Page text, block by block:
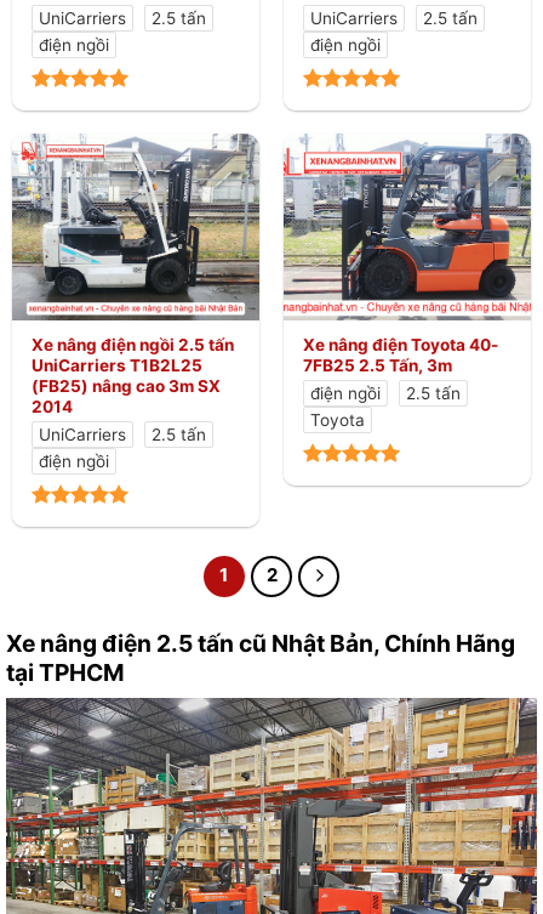
UniCarriers
2.5 tấn
điện ngồi
UniCarriers
2.5 tấn
điện ngồi
Xe nâng điện ngồi 2.5 tấn
UniCarriers T1B2L25
(FB25) nâng cao 3m SX
2014
UniCarriers
2.5 tấn
điện ngồi
Xe nâng điện Toyota 40-
7FB25 2.5 Tấn, 3m
điện ngồi
2.5 tấn
Toyota
1 2
Xe nâng điện 2.5 tấn cũ Nhật Bản, Chính Hãng
tại TPHCM